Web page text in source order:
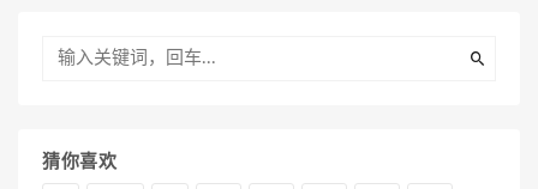
猜你喜欢